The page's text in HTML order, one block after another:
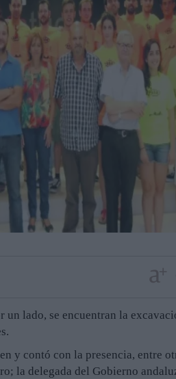
un lado, se encuentran la
y contó con la presencia, entre
la delegada del Gobierno